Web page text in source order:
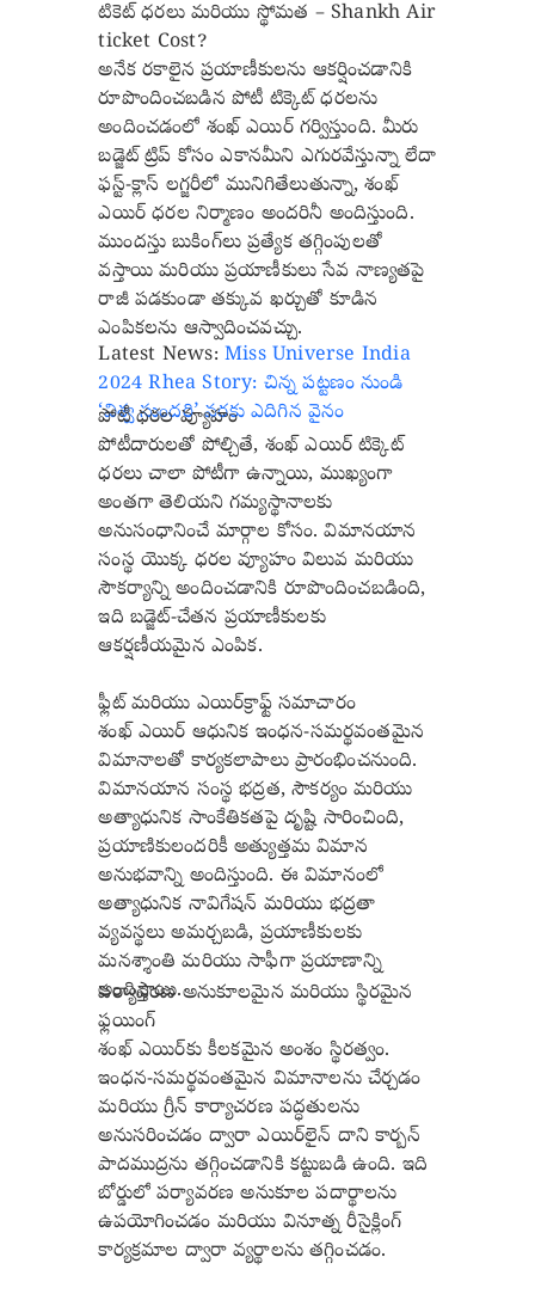
టికెట్ ధరలు మరియు స్థోమత – Shankh Air
ticket Cost?
అనేక రకాలైన ప్రయాణీకులను ఆకర్షించడానికి
రూపొందించబడిన పోటీ టిక్కెట్ ధరలను
అందించడంలో శంఖ్ ఎయిర్ గర్విస్తుంది. మీరు
బడ్జెట్ ట్రిప్ కోసం ఎకానమీని ఎగురవేస్తున్నా లేదా
ఫస్ట్-క్లాస్ లగ్జరీలో మునిగితేలుతున్నా, శంఖ్
ఎయిర్ ధరల నిర్మాణం అందరినీ అందిస్తుంది.
ముందస్తు బుకింగ్‌లు ప్రత్యేక తగ్గింపులతో
వస్తాయి మరియు ప్రయాణీకులు సేవ నాణ్యతపై
రాజీ పడకుండా తక్కువ ఖర్చుతో కూడిన
ఎంపికలను ఆస్వాదించవచ్చు.
Latest News:Miss Universe India
2024 Rhea Story: చిన్న పట్టణం నుండి
‘విశ్వ సుందరి’ వరకు ఎదిగిన వైనం
పోటీ ధరల వ్యూహం
పోటీదారులతో పోల్చితే, శంఖ్ ఎయిర్ టిక్కెట్
ధరలు చాలా పోటీగా ఉన్నాయి, ముఖ్యంగా
అంతగా తెలియని గమ్యస్థానాలకు
అనుసంధానించే మార్గాల కోసం. విమానయాన
సంస్థ యొక్క ధరల వ్యూహం విలువ మరియు
సౌకర్యాన్ని అందించడానికి రూపొందించబడింది,
ఇది బడ్జెట్-చేతన ప్రయాణీకులకు
ఆకర్షణీయమైన ఎంపిక.
ఫ్లీట్ మరియు ఎయిర్‌క్రాఫ్ట్ సమాచారం
శంఖ్ ఎయిర్ ఆధునిక ఇంధన-సమర్థవంతమైన
విమానాలతో కార్యకలాపాలు ప్రారంభించనుంది.
విమానయాన సంస్థ భద్రత, సౌకర్యం మరియు
అత్యాధునిక సాంకేతికతపై దృష్టి సారించింది,
ప్రయాణికులందరికీ అత్యుత్తమ విమాన
అనుభవాన్ని అందిస్తుంది. ఈ విమానంలో
అత్యాధునిక నావిగేషన్ మరియు భద్రతా
వ్యవస్థలు అమర్చబడి, ప్రయాణీకులకు
మనశ్శాంతి మరియు సాఫీగా ప్రయాణాన్ని
అందిస్తాయి.
పర్యావరణ అనుకూలమైన మరియు స్థిరమైన
ఫ్లయింగ్
శంఖ్ ఎయిర్‌కు కీలకమైన అంశం స్థిరత్వం.
ఇంధన-సమర్థవంతమైన విమానాలను చేర్చడం
మరియు గ్రీన్ కార్యాచరణ పద్ధతులను
అనుసరించడం ద్వారా ఎయిర్‌లైన్ దాని కార్బన్
పాదముద్రను తగ్గించడానికి కట్టుబడి ఉంది. ఇది
బోర్డులో పర్యావరణ అనుకూల పదార్థాలను
ఉపయోగించడం మరియు వినూత్న రీసైక్లింగ్
కార్యక్రమాల ద్వారా వ్యర్థాలను తగ్గించడం.